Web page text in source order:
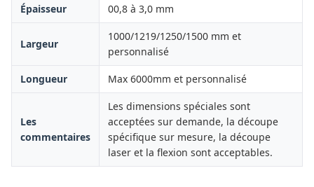
Épaisseur 00,8 à 3,0 mm
Largeur
1000/1219/1250/1500 mm et
personnalisé
Longueur Max 6000mm et personnalisé
Les
commentaires
Les dimensions spéciales sont
acceptées sur demande, la découpe
spécifique sur mesure, la découpe
laser et la flexion sont acceptables.